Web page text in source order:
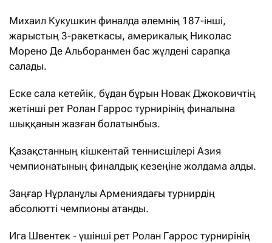
Михаил Кукушкин финалда әлемнің 187-інші,
жарыстың 3-ракеткасы, америкалық Николас
Морено Де Альборанмен бас жүлдені сарапқа
салады.
Еске сала кетейік, бұдан бұрын Новак Джоковичтің
жетінші рет Ролан Гаррос турнирінің финалына
шыққанын жазған болатынбыз.
Қазақстанның кішкентай теннисшілері Азия
чемпионатының финалдық кезеңіне жолдама алды.
Заңғар Нұрланұлы Армениядағы турнирдің
абсолютті чемпионы атанды.
Ига Швентек - үшінші рет Ролан Гаррос турнирінің